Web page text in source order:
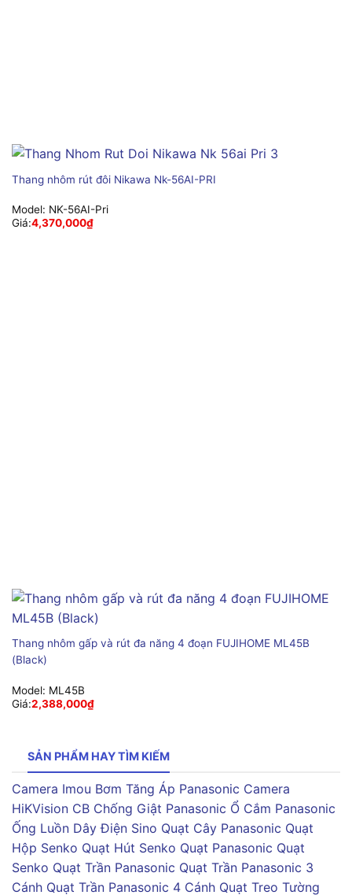
Thang nhôm rút đôi Nikawa Nk-56AI-PRI
Model: NK-56AI-Pri
Giá:4,370,000₫
Thang nhôm gấp và rút đa năng 4 đoạn FUJIHOME ML45B
(Black)
Model: ML45B
Giá:2,388,000₫
SẢN PHẨM HAY TÌM KIẾM
Camera Imou Bơm Tăng Áp Panasonic Camera
HiKVision CB Chống Giật Panasonic Ổ Cắm Panasonic
Ống Luồn Dây Điện Sino Quạt Cây Panasonic Quạt
Hộp Senko Quạt Hút Senko Quạt Panasonic Quạt
Senko Quạt Trần Panasonic Quạt Trần Panasonic 3
Cánh Quạt Trần Panasonic 4 Cánh Quạt Treo Tường